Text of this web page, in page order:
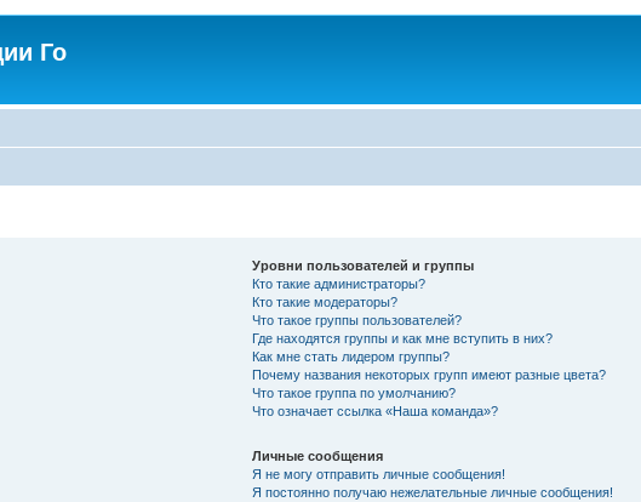
Го
Уровни пользователей и группы
Кто такие администраторы?
Кто такие модераторы?
Что такое группы пользователей?
Где находятся группы и как мне вступить в них?
Как мне стать лидером группы?
Почему названия некоторых групп имеют разные цвета?
Что такое группа по умолчанию?
Что означает ссылка «Наша команда»?
Личные сообщения
Я не могу отправить личные сообщения!
Я постоянно получаю нежелательные личные сообщения!